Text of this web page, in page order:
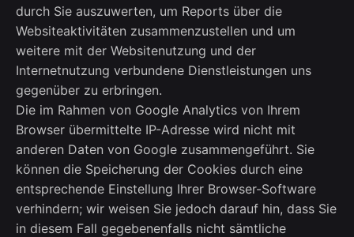
durch Sie auszuwerten, um Reports über die
Websiteaktivitäten zusammenzustellen und um
weitere mit der Websitenutzung und der
Internetnutzung verbundene Dienstleistungen uns
gegenüber zu erbringen.
Die im Rahmen von Google Analytics von Ihrem
Browser übermittelte IP-Adresse wird nicht mit
anderen Daten von Google zusammengeführt. Sie
können die Speicherung der Cookies durch eine
entsprechende Einstellung Ihrer Browser-Software
verhindern; wir weisen Sie jedoch darauf hin, dass Sie
in diesem Fall gegebenenfalls nicht sämtliche